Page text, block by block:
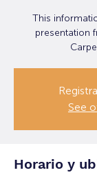
T his
presentation
See
Horario y